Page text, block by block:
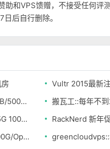
和VPS馈赠，不接受任何评
后自行删除。
【vps优惠】EMSHOST：29元XEN-512MB/30GB/500GB
【便宜vps】Ginernet：€9.99/ye VZ 1核 512M 5G 100G 1Gbps 西班牙
RackNerd 新年
【vps优惠】123systems：$4.5/y 256m/10G/500G/Openvz 多机房